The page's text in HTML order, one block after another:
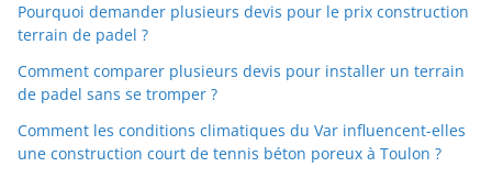
Pourquoi demander plusieurs devis pour le prix construction
terrain de padel ?
Comment comparer plusieurs devis pour installer un terrain
de padel sans se tromper ?
Comment les conditions climatiques du Var influencent-elles
une construction court de tennis béton poreux à Toulon ?